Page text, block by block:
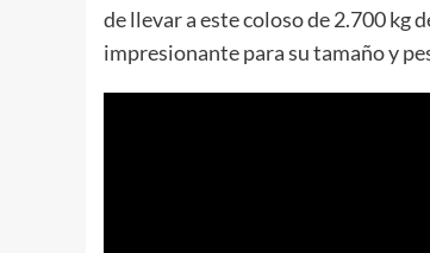
de llevar a este coloso de 2.700 kg
impresionante para su tamaño y